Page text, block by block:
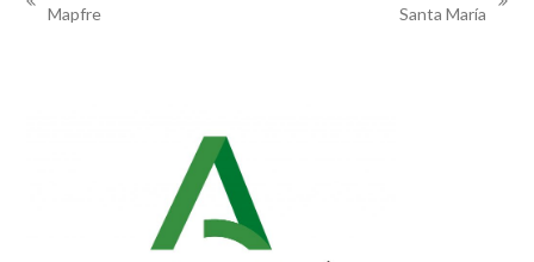
previous
Mapfre
Santa María